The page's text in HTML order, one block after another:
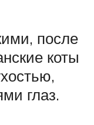
после
коты
глаз.